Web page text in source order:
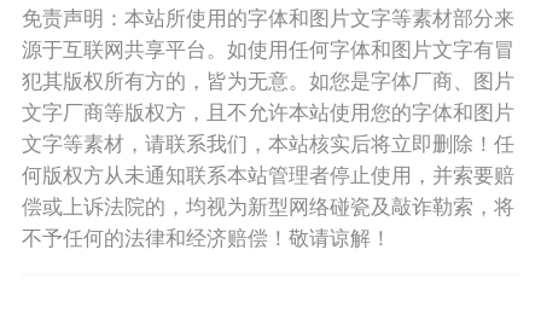
免责声明：本站所使用的字体和图片文字等素材部分来
源于互联网共享平台。如使用任何字体和图片文字有冒
犯其版权所有方的，皆为无意。如您是字体厂商、图片
文字厂商等版权方，且不允许本站使用您的字体和图片
文字等素材，请联系我们，本站核实后将立即删除！任
何版权方从未通知联系本站管理者停止使用，并索要赔
偿或上诉法院的，均视为新型网络碰瓷及敲诈勒索，将
不予任何的法律和经济赔偿！敬请谅解！